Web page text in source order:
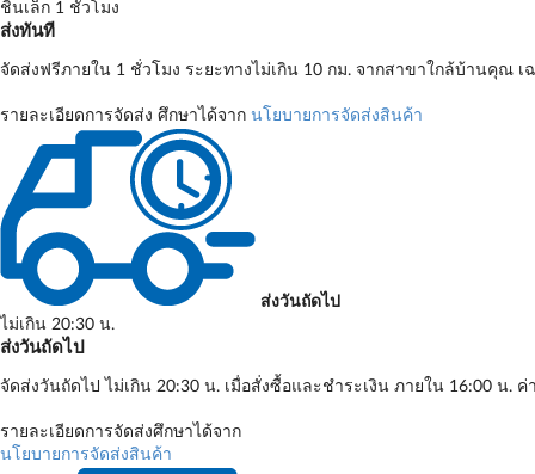
ชิ้นเล็ก 1 ชั่วโมง
ส่งทันที
จัดส่งฟรีภายใน 1 ชั่วโมง ระยะทางไม่เกิน 10 กม. จากสาขาใกล้บ้านคุณ
รายละเอียดการจัดส่ง ศึกษาได้จาก นโยบายการจัดส่งสินค้า
ส่งวันถัดไป
ไม่เกิน 20:30 น.
ส่งวันถัดไป
จัดส่งวันถัดไป ไม่เกิน 20:30 น. เมื่อสั่งซื้อและชำระเงิน ภายใน 16:00 น.
รายละเอียดการจัดส่งศึกษาได้จาก
นโยบายการจัดส่งสินค้า